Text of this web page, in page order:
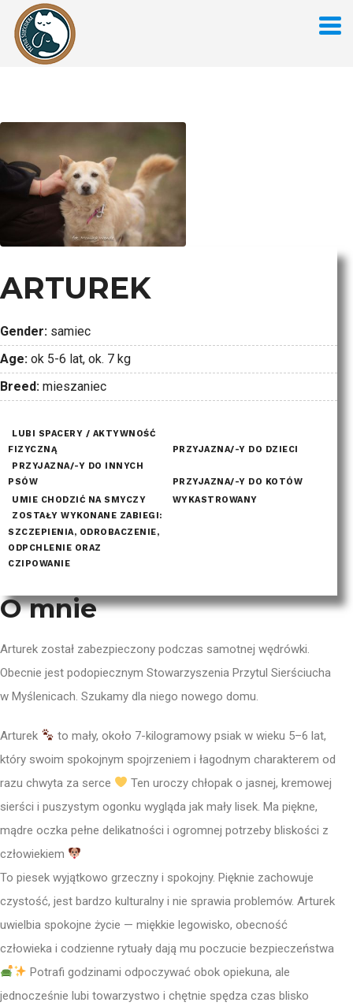
ARTUREK
Gender: samiec
Age: ok 5-6 lat, ok. 7 kg
Breed: mieszaniec
LUBI SPACERY / AKTYWNOŚĆ
FIZYCZNĄ
PRZYJAZNA/-Y DO DZIECI
PRZYJAZNA/-Y DO INNYCH
PSÓW
PRZYJAZNA/-Y DO KOTÓW
UMIE CHODZIĆ NA SMYCZY
WYKASTROWANY
ZOSTAŁY WYKONANE ZABIEGI:
SZCZEPIENIA, ODROBACZENIE,
ODPCHLENIE ORAZ
CZIPOWANIE
O mnie
Arturek został zabezpieczony podczas samotnej wędrówki.
Obecnie jest podopiecznym Stowarzyszenia Przytul Sierściucha
w Myślenicach. Szukamy dla niego nowego domu.
Arturek
to mały, około 7-kilogramowy psiak w wieku 5–6 lat,
który swoim spokojnym spojrzeniem i łagodnym charakterem od
razu chwyta za serce
Ten uroczy chłopak o jasnej, kremowej
sierści i puszystym ogonku wygląda jak mały lisek. Ma piękne,
mądre oczka pełne delikatności i ogromnej potrzeby bliskości z
człowiekiem
To piesek wyjątkowo grzeczny i spokojny. Pięknie zachowuje
czystość, jest bardzo kulturalny i nie sprawia problemów. Arturek
uwielbia spokojne życie — miękkie legowisko, obecność
człowieka i codzienne rytuały dają mu poczucie bezpieczeństwa
Potrafi godzinami odpoczywać obok opiekuna, ale
jednocześnie lubi towarzystwo i chętnie spędza czas blisko